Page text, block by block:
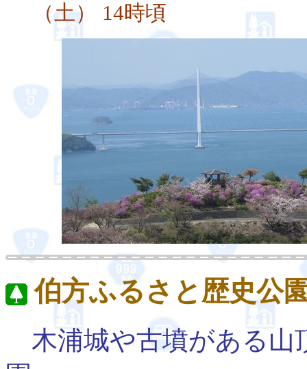
（土） 14時頃
伯方ふるさと歴史公
木浦城や古墳がある山